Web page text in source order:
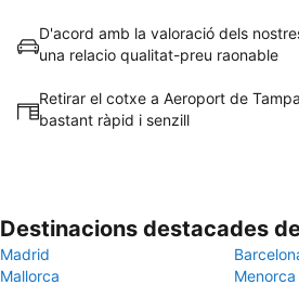
D'acord amb la valoració dels
una relacio qualitat-preu raonable
Retirar el cotxe a Aeroport de
bastant ràpid i senzill
Destinacions destacades
Madrid
Mallorca
Menorca